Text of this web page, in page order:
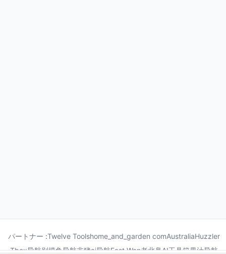
パートナー :Twelve Toolshome_and_garden comAustraliaHuzzler
Tbox导航别摸鱼导航非猪ai导航Fast Wan老北鼻AI工具箱果汁导航